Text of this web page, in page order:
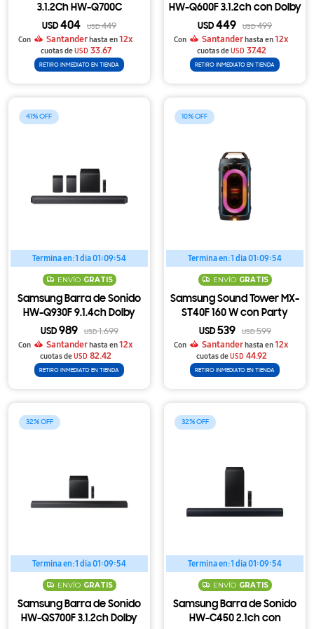
3.1.2Ch HW-Q700C
USD 404 USD449
Con
Santanderhasta en12x
cuotas deUSD 33.67
RETIRO INMEDIATO EN TIENDA
HW-Q600F 3.1.2ch con Dolby
Atmos, Subwoofer
Inalámbrico y Q-Symphony
USD 449 USD499
Con
Santanderhasta en12x
cuotas deUSD 37.42
RETIRO INMEDIATO EN TIENDA
41
Termina en:1 dia 01:09:54
ENVÍO GRATIS
Samsung Barra de Sonido
HW-Q930F 9.1.4ch Dolby
Atmos con Subwoofer y
Parlantes Traseros
Inalámbricos
USD 989 USD1.699
Con
Santanderhasta en12x
cuotas deUSD 82.42
RETIRO INMEDIATO EN TIENDA
10
Termina en:1 dia 01:09:54
ENVÍO GRATIS
Samsung Sound Tower MX-
ST40F 160 W con Party
Lights, Batería
Reemplazable y Auracast
USD 539 USD599
Con
Santanderhasta en12x
cuotas deUSD 44.92
RETIRO INMEDIATO EN TIENDA
32
Termina en:1 dia 01:09:54
ENVÍO GRATIS
Samsung Barra de Sonido
HW-QS700F 3.1.2ch Dolby
32
Termina en:1 dia 01:09:54
ENVÍO GRATIS
Samsung Barra de Sonido
HW-C450 2.1ch con